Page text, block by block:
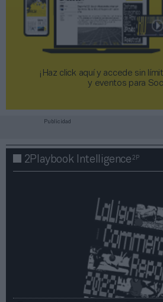
¡Haz click aquí y accede sin
y eventos para
Publicidad
2Playbook Intelligence2P